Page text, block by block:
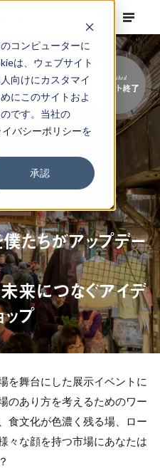
コンピューターに
は、ウェブサイト
向けにカスタマイ
にこのサイトおよ
です。当社の
イバシーポリシーを
承認
たちがアップデー
来につなぐアイデ
ップ
Finished
イベント終了
を舞台にした展示イベントに
のあり方を考えるためのワー
食文化が色濃く残る場、ロー
々な顔を持つ市場にあなたは